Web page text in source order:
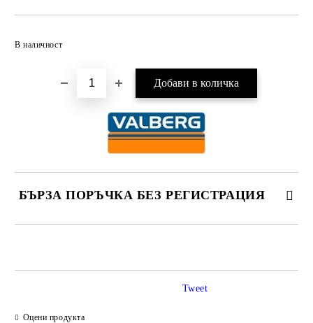
В наличност
БЪРЗА ПОРЪЧКА БЕЗ РЕГИСТРАЦИЯ
Оцени продукта
Tweet